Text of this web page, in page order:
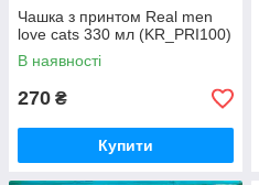
Чашка з принтом Real men
love cats 330 мл (KR_PRI100)
В наявності
270 ₴
Купити